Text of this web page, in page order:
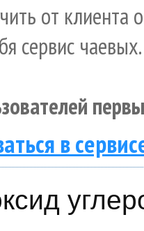
от клиента
сервис чаевых.
в